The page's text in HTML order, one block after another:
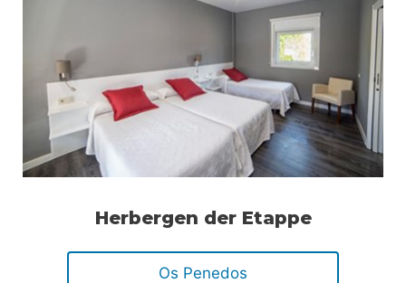
Herbergen der Etappe
Os Penedos